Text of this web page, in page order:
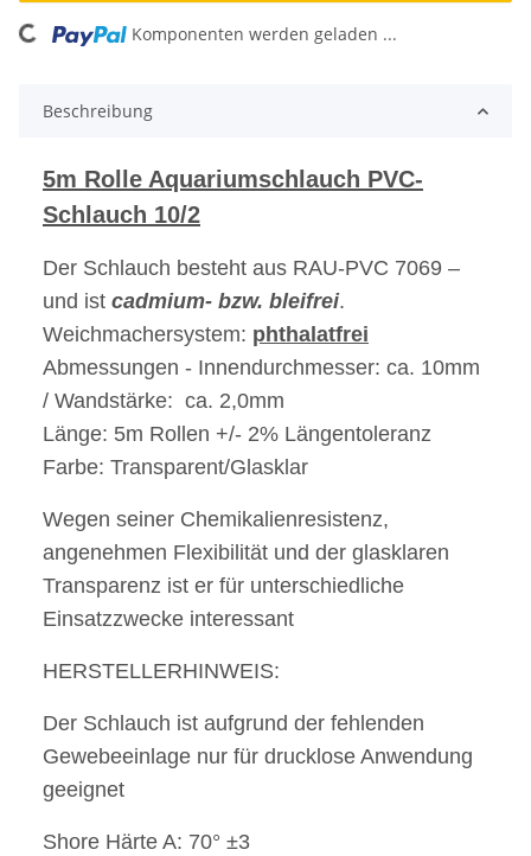
Komponenten werden geladen ...
Beschreibung
5m Rolle Aquariumschlauch PVC-
Schlauch 10/2
Der Schlauch besteht aus RAU-PVC 7069 –
und ist cadmium- bzw. bleifrei.
Weichmachersystem: phthalatfrei
Abmessungen - Innendurchmesser: ca. 10mm
/ Wandstärke: ca. 2,0mm
Länge: 5m Rollen +/- 2% Längentoleranz
Farbe: Transparent/Glasklar
Wegen seiner Chemikalienresistenz,
angenehmen Flexibilität und der glasklaren
Transparenz ist er für unterschiedliche
Einsatzzwecke interessant
HERSTELLERHINWEIS:
Der Schlauch ist aufgrund der fehlenden
Gewebeeinlage nur für drucklose Anwendung
geeignet
Shore Härte A: 70° ±3